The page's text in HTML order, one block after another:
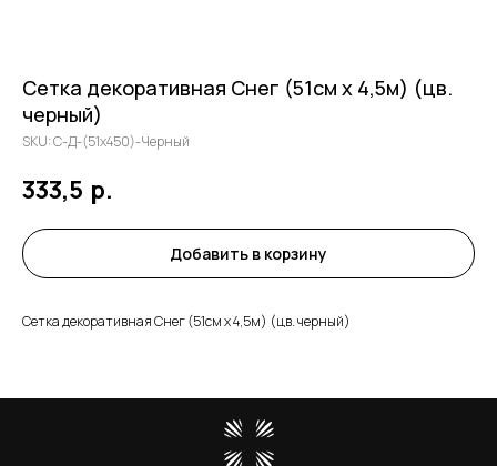
Сетка декоративная Снег (51см х 4,5м) (цв.
черный)
SKU:С-Д-(51х450)-Черный
333,5 р.
Добавить в корзину
Сетка декоративная Снег (51см х 4,5м) (цв. черный)